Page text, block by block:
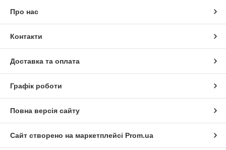
Про нас
Контакти
Доставка та оплата
Графік роботи
Повна версія сайту
Сайт створено на маркетплейсі Prom.ua